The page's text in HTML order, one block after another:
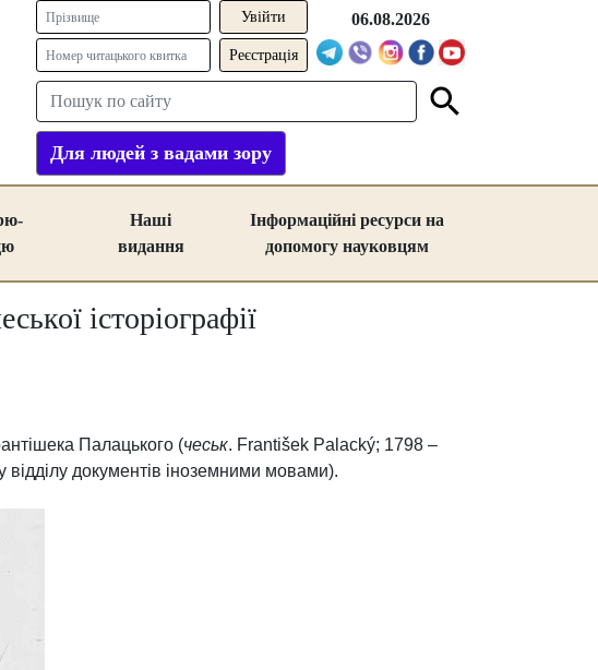
Реєстрація
06.08.2026
Для людей з вадами зору
Наші
видання
Інформаційні ресурси на
допомогу науковцям
історіографії
Палацького (чеськ. František Palacký; 1798 –
відділу документів іноземними мовами).